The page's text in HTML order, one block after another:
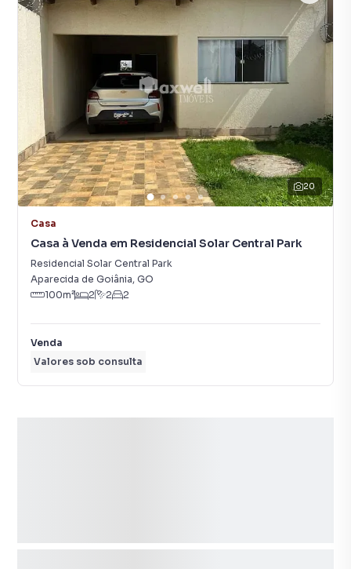
20
Casa
Casa à Venda em Residencial Solar Central Park
Residencial Solar Central Park
Aparecida de Goiânia, GO
100m² 2 2 2
Venda
Valores sob consulta